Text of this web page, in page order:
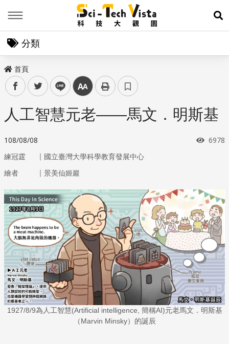
展
分類
首頁
facebooktwitter line 中
人工智慧元老——馬文．明斯基
108/08/08 瀏覽
6978
練冠霆 ｜ 國立臺灣大學科學教育發展中心
繪者
｜ 景美仙姬巖
1927/8/9為人工智慧(Artificial intelligence, 簡稱AI)元老馬文．明斯基
（Marvin Minsky）的誕辰